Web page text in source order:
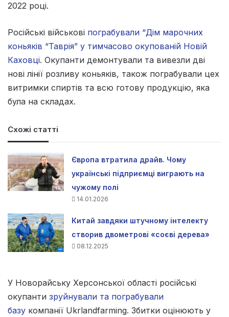
2022 році.
Російські військові пограбували “Дім марочних
коньяків “Таврія” у тимчасово окупованій Новій
Каховці. Окупанти демонтували та вивезли дві
нові лінії розливу коньяків, також пограбували цех
витримки спиртів та всю готову продукцію, яка
була на складах.
Схожі статті
Європа втратила драйв. Чому
українські підприємці виграють на
чужому полі
14.01.2026
Китай завдяки штучному інтелекту
створив двометрові «соєві дерева»
08.12.2025
У Новорайську Херсонської області російські
окупанти зруйнували та пограбували
базу компанії Ukrlandfarming. Збитки оцінюють у